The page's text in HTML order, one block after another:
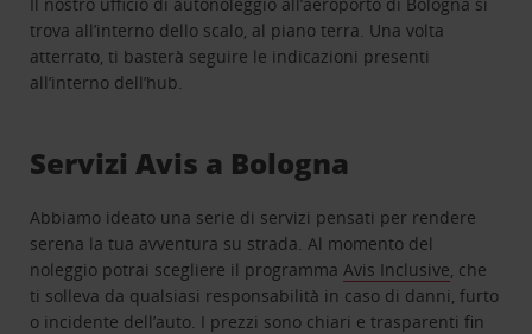
trova all’interno dello scalo, al piano terra. Una volta
atterrato, ti basterà seguire le indicazioni presenti
all’interno dell’hub.
Servizi Avis a Bologna
Abbiamo ideato una serie di servizi pensati per rendere
serena la tua avventura su strada. Al momento del
noleggio potrai scegliere il programma Avis Inclusive , che
ti solleva da qualsiasi responsabilità in caso di danni, furto
o incidente dell’auto. I prezzi sono chiari e trasparenti fin